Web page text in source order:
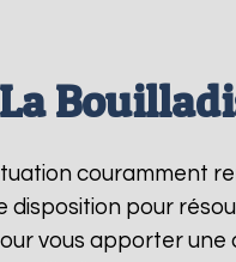
couramment
pour
vous apporter